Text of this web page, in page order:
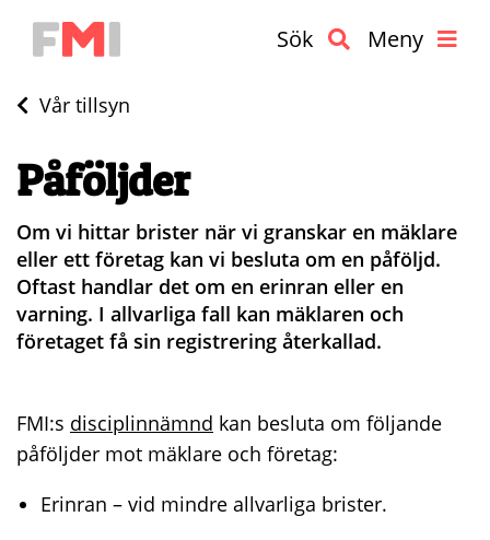
Sök Meny
Vår tillsyn
Påföljder
Om vi hittar brister när vi granskar en mäklare
eller ett företag kan vi besluta om en påföljd.
Oftast handlar det om en erinran eller en
varning. I allvarliga fall kan mäklaren och
företaget få sin registrering återkallad.
FMI:s disciplinnämnd kan besluta om följande
påföljder mot mäklare och företag:
Erinran – vid mindre allvarliga brister.